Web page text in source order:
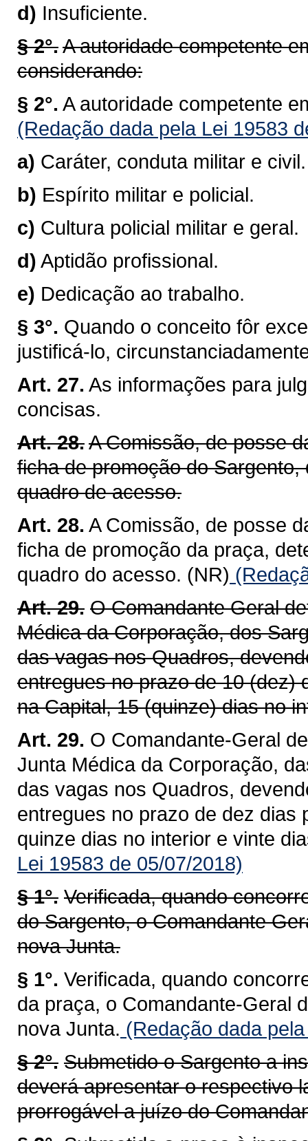
d) Insuficiente.
§ 2°.A autoridade competente
considerando:
§ 2°. A autoridade competente
(Redação dada pela Lei 19583
a) Caráter, conduta militar e civil.
b) Espírito militar e policial.
c) Cultura policial militar e geral.
d) Aptidão profissional.
e) Dedicação ao trabalho.
§ 3°. Quando o conceito fôr
justificá-lo,
Art. 27. As informações para
concisas.
Art. 28.A Comissão, de posse
ficha de promoção do
quadro de acesso.
Art. 28. A Comissão, de posse
ficha de promoção da praça,
quadro do acesso. (NR)
Art. 29. O Comandante Geral
Médica da Corporação, dos
das vagas nos Quadros,
entregues no prazo de 10 (dez)
na Capital, 15 (quinze) dias no
Art. 29. O Comandante-Geral
Junta Médica da Corporação,
das vagas nos Quadros,
entregues no prazo de dez dias
quinze dias no interior e vinte
Lei 19583 de 05/07/2018)
§ 1°. Verificada, quando
do Sargento, o Comandante
nova Junta.
§ 1°. Verificada, quando
da praça, o Comandante-Geral
nova Junta. (Redação dada
§ 2°. Submetido o Sargento a
deverá apresentar o respectivo
prorrogável a juízo do